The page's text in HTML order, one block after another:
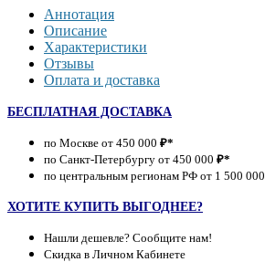
Аннотация
Описание
Характеристики
Отзывы
Оплата и доставка
БЕСПЛАТНАЯ ДОСТАВКА
по Москве от 450 000 ₽*
по Санкт-Петербургу от 450 000 ₽*
по центральным регионам РФ от 1 500 000
ХОТИТЕ КУПИТЬ ВЫГОДНЕЕ?
Нашли дешевле? Сообщите нам!
Скидка в Личном Кабинете